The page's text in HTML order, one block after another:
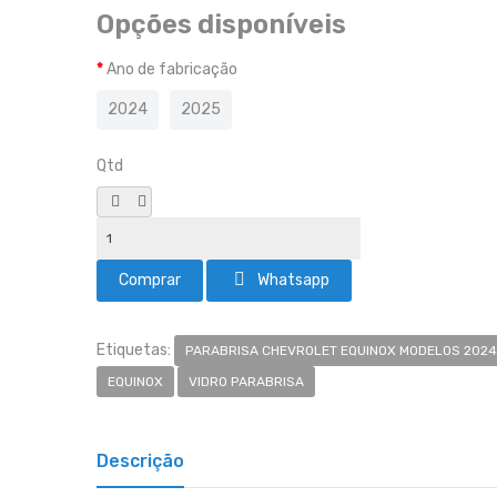
Opções disponíveis
Ano de fabricação
2024 2025
Qtd
Whatsapp
Etiquetas:
PARABRISA CHEVROLET EQUINOX MODELOS
EQUINOX
VIDRO PARABRISA
Descrição